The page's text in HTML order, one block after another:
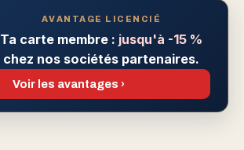
AVANTAGE LICENCIÉ
Ta carte membre : jusqu'à -15 %
chez nos sociétés partenaires.
Voir les avantages ›